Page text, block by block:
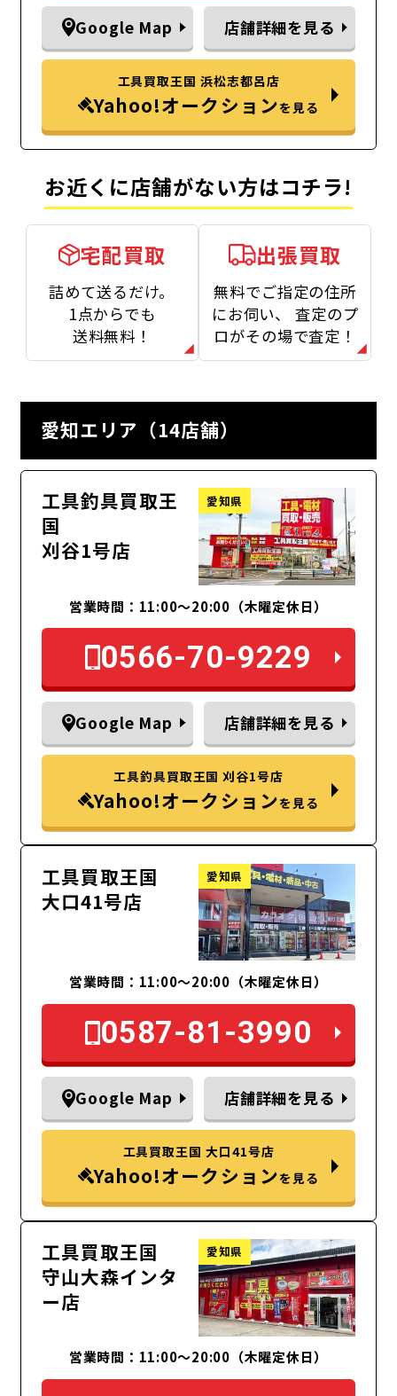
Google Map 店舗詳細を見る
工具買取王国 浜松志都呂店
Yahoo!オークションを見る
お近くに店舗がない方はコチラ!
宅配買取
詰めて送るだけ。
1点からでも
送料無料！
出張買取
無料でご指定の住所
にお伺い、
査定のプ
ロがその場で査定！
愛知エリア（14店舗）
工具釣具買取王
国
刈谷1号店
愛知県
営業時間：11:00～20:00（木曜定休日）
0566-70-9229
Google Map 店舗詳細を見る
工具釣具買取王国 刈谷1号店
Yahoo!オークションを見る
工具買取王国
大口41号店
愛知県
営業時間：11:00～20:00（木曜定休日）
0587-81-3990
Google Map 店舗詳細を見る
工具買取王国 大口41号店
Yahoo!オークションを見る
工具買取王国
守山大森インタ
ー店
愛知県
営業時間：11:00～20:00（木曜定休日）